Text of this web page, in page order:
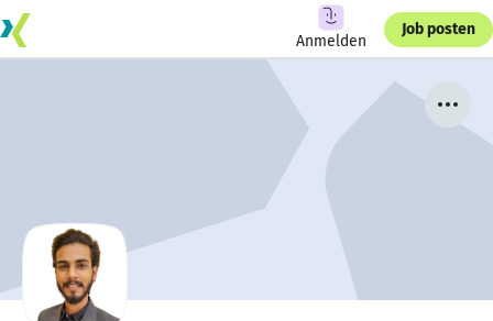
Anmelden
Job posten